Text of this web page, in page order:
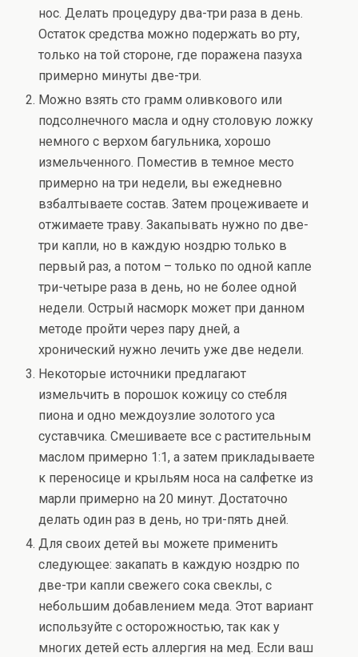
нос. Делать процедуру два-три раза в день.
Остаток средства можно подержать во рту,
только на той стороне, где поражена пазуха
примерно минуты две-три.
Можно взять сто грамм оливкового или
подсолнечного масла и одну столовую ложку
немного с верхом багульника, хорошо
измельченного. Поместив в темное место
примерно на три недели, вы ежедневно
взбалтываете состав. Затем процеживаете и
отжимаете траву. Закапывать нужно по две-
три капли, но в каждую ноздрю только в
первый раз, а потом – только по одной капле
три-четыре раза в день, но не более одной
недели. Острый насморк может при данном
методе пройти через пару дней, а
хронический нужно лечить уже две недели.
Некоторые источники предлагают
измельчить в порошок кожицу со стебля
пиона и одно междоузлие золотого уса
суставчика. Смешиваете все с растительным
маслом примерно 1:1, а затем прикладываете
к переносице и крыльям носа на салфетке из
марли примерно на 20 минут. Достаточно
делать один раз в день, но три-пять дней.
Для своих детей вы можете применить
следующее: закапать в каждую ноздрю по
две-три капли свежего сока свеклы, с
небольшим добавлением меда. Этот вариант
используйте с осторожностью, так как у
многих детей есть аллергия на мед. Если ваш